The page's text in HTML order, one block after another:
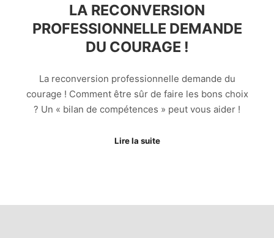
LA RECONVERSION
PROFESSIONNELLE DEMANDE
DU COURAGE !
La reconversion professionnelle demande du
courage ! Comment être sûr de faire les bons choix
? Un « bilan de compétences » peut vous aider !
Lire la suite